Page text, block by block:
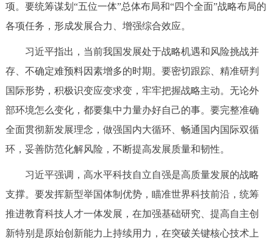
项。要统筹谋划“五位一体”总体布局和“四个全面”战略布局的
各项任务，形成发展合力、增强综合效应。
习近平指出，当前我国发展处于战略机遇和风险挑战并
存、不确定难预料因素增多的时期。要密切跟踪、精准研判
国际形势，积极识变应变求变，牢牢把握战略主动。无论外
部环境怎么变化，都要集中力量办好自己的事。要完整准确
全面贯彻新发展理念，做强国内大循环、畅通国内国际双循
环，妥善防范化解风险，不断提高发展质量和韧性。
习近平强调，高水平科技自立自强是高质量发展的战略
支撑。要发挥新型举国体制优势，瞄准世界科技前沿，统筹
推进教育科技人才一体发展，在加强基础研究、提高自主创
新特别是原始创新能力上持续用力，在突破关键核心技术上